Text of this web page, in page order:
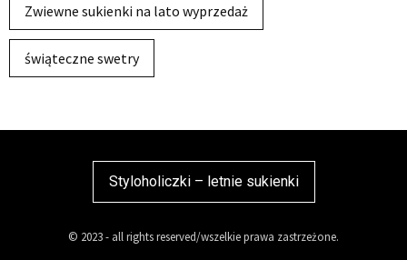
Zwiewne sukienki na lato wyprzedaż
świąteczne swetry
Styloholiczki – letnie sukienki
© 2023 - all rights reserved/wszelkie prawa zastrzeżone.